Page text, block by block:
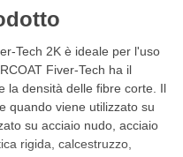
Tech 2K è ideale per l'uso
Fiver-Tech ha il
la densità delle fibre corte. Il
quando viene utilizzato su
su acciaio nudo, acciaio
rigida, calcestruzzo,